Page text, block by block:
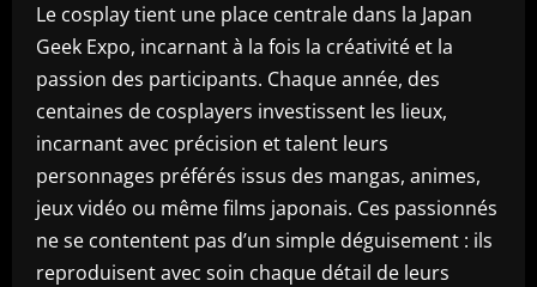
Le cosplay tient une place centrale dans la Japan
Geek Expo, incarnant à la fois la créativité et la
passion des participants. Chaque année, des
centaines de cosplayers investissent les lieux,
incarnant avec précision et talent leurs
personnages préférés issus des mangas, animes,
jeux vidéo ou même films japonais. Ces passionnés
ne se contentent pas d’un simple déguisement : ils
reproduisent avec soin chaque détail de leurs